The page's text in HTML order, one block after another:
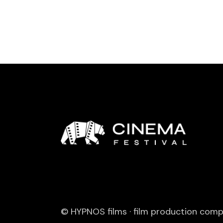
© HYPNOS films · film production